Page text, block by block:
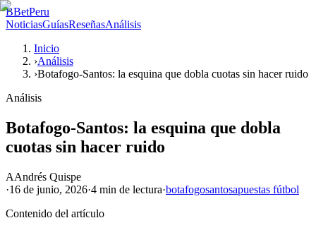
BBetPeru
NoticiasGuíasReseñasAnálisis
Inicio
›Análisis
›Botafogo-Santos: la esquina que dobla cuotas sin hacer ruido
Análisis
Botafogo-Santos: la esquina que dobla
cuotas sin hacer ruido
AAndrés Quispe
·16 de junio, 2026·4 min de lectura·botafogosantosapuestas fútbol
Contenido del artículo